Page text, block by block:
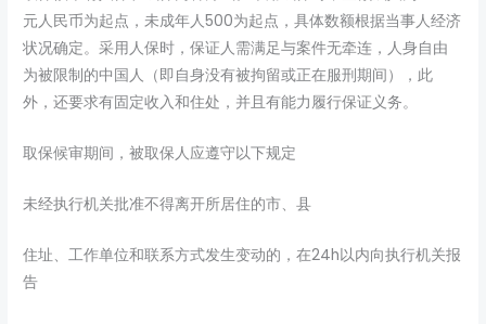
元人民币为起点，未成年人500为起点，具体数额根据当事人经济
状况确定。采用人保时，保证人需满足与案件无牵连，人身自由
为被限制的中国人（即自身没有被拘留或正在服刑期间），此
外，还要求有固定收入和住处，并且有能力履行保证义务。
取保候审期间，被取保人应遵守以下规定
未经执行机关批准不得离开所居住的市、县
住址、工作单位和联系方式发生变动的，在24h以内向执行机关报
告